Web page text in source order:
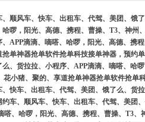
、顺风车、快车、出租车、代驾、美团、饿
啰，阳光、高德、携程、曹操、T3、神州
、APP滴滴、嘀嗒、哈啰，阳光、高德、携
抢单神器抢单软件抢单科技接单神器，预约
么、货拉拉、小程序、APP滴滴、嘀嗒、哈
花小猪、聚的、享道抢单神器抢单软件抢单
、快车、出租车、代驾、美团、饿了么、货
约车、顺风车、快车、出租车、代驾、美团
嗒、哈啰，阳光、高德、携程、曹操、T3